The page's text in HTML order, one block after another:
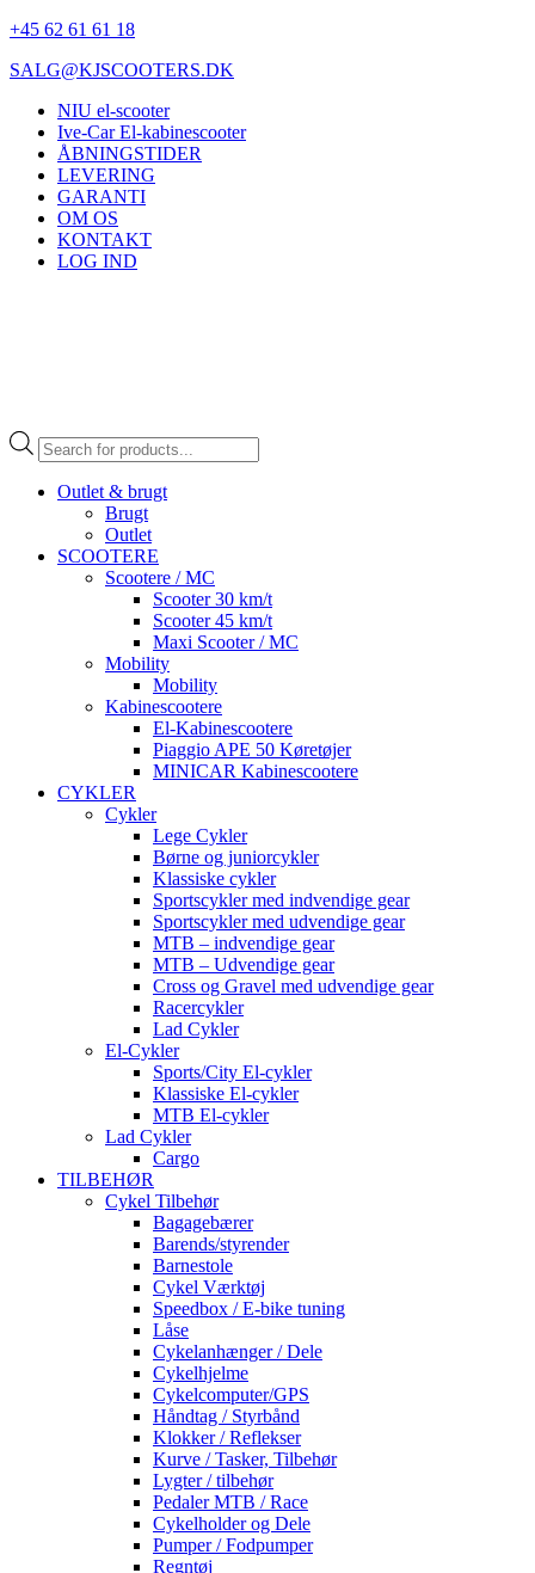
+45 62 61 61 18
SALG@KJSCOOTERS.DK
NIU el-scooter
Ive-Car El-kabinescooter
ÅBNINGSTIDER
LEVERING
GARANTI
OM OS
KONTAKT
LOG IND
Products
search
Outlet & brugt
Brugt
Outlet
SCOOTERE
Scootere / MC
Scooter 30 km/t
Scooter 45 km/t
Maxi Scooter / MC
Mobility
Mobility
Kabinescootere
El-Kabinescootere
Piaggio APE 50 Køretøjer
MINICAR Kabinescootere
CYKLER
Cykler
Lege Cykler
Børne og juniorcykler
Klassiske cykler
Sportscykler med indvendige gear
Sportscykler med udvendige gear
MTB – indvendige gear
MTB – Udvendige gear
Cross og Gravel med udvendige gear
Racercykler
Lad Cykler
El-Cykler
Sports/City El-cykler
Klassiske El-cykler
MTB El-cykler
Lad Cykler
Cargo
TILBEHØR
Cykel Tilbehør
Bagagebærer
Barends/styrender
Barnestole
Cykel Værktøj
Speedbox / E-bike tuning
Låse
Cykelanhænger / Dele
Cykelhjelme
Cykelcomputer/GPS
Håndtag / Styrbånd
Klokker / Reflekser
Kurve / Tasker, Tilbehør
Lygter / tilbehør
Pedaler MTB / Race
Cykelholder og Dele
Pumper / Fodpumper
Regntøj